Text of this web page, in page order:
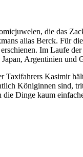
die das
alias Berck. Für
Im Laufe
Argentinien und
Taxifahrers Kasimir
Königinnen sind,
die Dinge kaum